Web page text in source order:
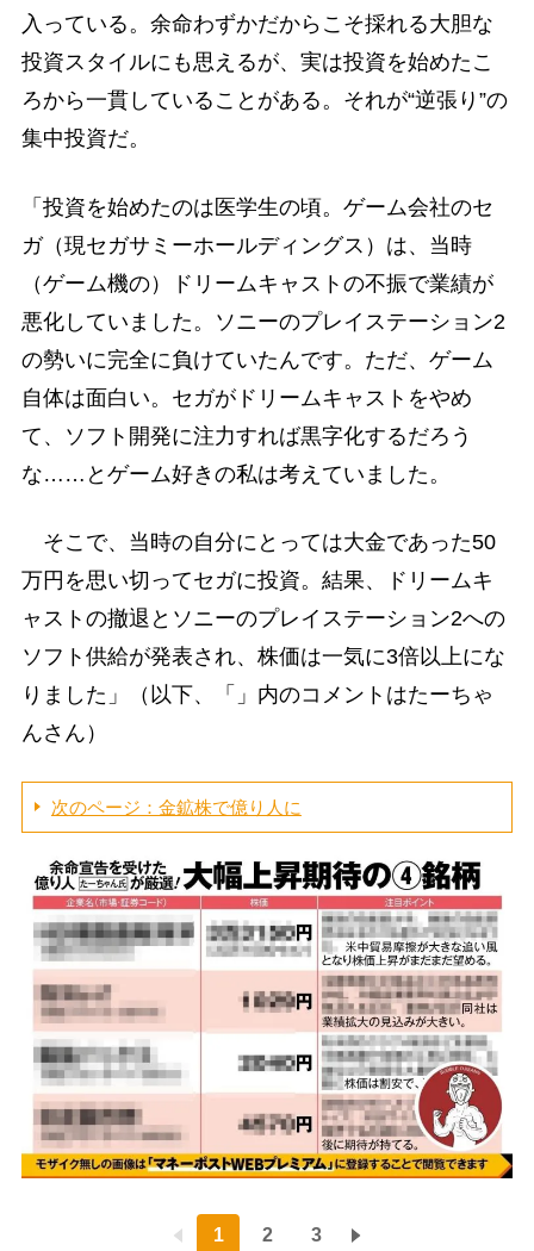
入っている。余命わずかだからこそ採れる大胆な
投資スタイルにも思えるが、実は投資を始めたこ
ろから一貫していることがある。それが“逆張り”の
集中投資だ。
「投資を始めたのは医学生の頃。ゲーム会社のセ
ガ（現セガサミーホールディングス）は、当時
（ゲーム機の）ドリームキャストの不振で業績が
悪化していました。ソニーのプレイステーション2
の勢いに完全に負けていたんです。ただ、ゲーム
自体は面白い。セガがドリームキャストをやめ
て、ソフト開発に注力すれば黒字化するだろう
な……とゲーム好きの私は考えていました。
そこで、当時の自分にとっては大金であった50
万円を思い切ってセガに投資。結果、ドリームキ
ャストの撤退とソニーのプレイステーション2への
ソフト供給が発表され、株価は一気に3倍以上にな
りました」（以下、「」内のコメントはたーちゃ
んさん）
次のページ：金鉱株で億り人に
1 2 3